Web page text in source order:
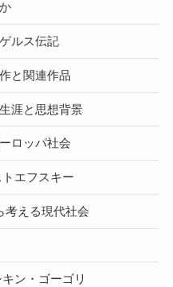
ルス伝記
と関連作品
涯と思想背景
ロッパ社会
エフスキー
考える現代社会
ン・ゴーゴリ